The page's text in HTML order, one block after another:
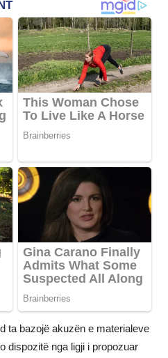
ta bazojë akuzën e materialeve
dispozitë nga ligji i propozuar